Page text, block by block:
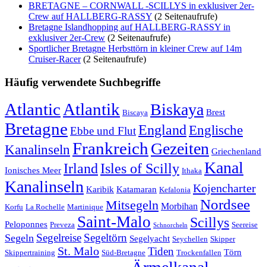
BRETAGNE – CORNWALL -SCILLYS in exklusiver 2er-
Crew auf HALLBERG-RASSY (2 Seitenaufrufe)
Bretagne Islandhopping auf HALLBERG-RASSY in
exklusiver 2er-Crew (2 Seitenaufrufe)
Sportlicher Bretagne Herbsttörn in kleiner Crew auf 14m
Cruiser-Racer(2 Seitenaufrufe)
Häufig verwendete Suchbegriffe
Atlantic Atlantik Biscaya Biskaya Brest
Bretagne Ebbe und Flut EnglandEnglische
KanalinselnFrankreich Gezeiten Griechenland
Ionisches Meer IrlandIsles of Scilly Ithaka Kanal
Kanalinseln Karibik Katamaran Kefalonia Kojencharter
Korfu La Rochelle Martinique Mitsegeln Morbihan Nordsee
Peloponnes Preveza Saint-Malo Schnorcheln Scillys Seereise
Segeln Segelreise Segeltörn Segelyacht Seychellen Skipper
Skippertraining St. Malo Süd-Bretagne Tiden Trockenfallen Törn